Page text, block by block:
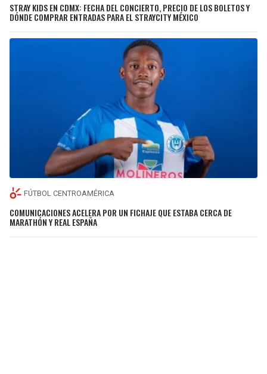
STRAY KIDS EN CDMX: FECHA DEL CONCIERTO, PRECIO DE LOS BOLETOS Y
DÓNDE COMPRAR ENTRADAS PARA EL STRAYCITY MÉXICO
FÚTBOL CENTROAMÉRICA
COMUNICACIONES ACELERA POR UN FICHAJE QUE ESTABA CERCA DE
MARATHÓN Y REAL ESPAÑA